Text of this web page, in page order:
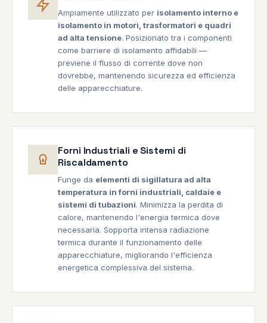
Ampiamente utilizzato per isolamento interno e
isolamento in motori, trasformatori e quadri
ad alta tensione. Posizionato tra i componenti
come barriere di isolamento affidabili —
previene il flusso di corrente dove non
dovrebbe, mantenendo sicurezza ed efficienza
delle apparecchiature.
Forni Industriali e Sistemi di
Riscaldamento
Funge da elementi di sigillatura ad alta
temperatura in forni industriali, caldaie e
sistemi di tubazioni. Minimizza la perdita di
calore, mantenendo l'energia termica dove
necessaria. Sopporta intensa radiazione
termica durante il funzionamento delle
apparecchiature, migliorando l'efficienza
energetica complessiva del sistema.